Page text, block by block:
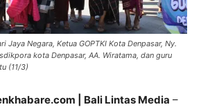
Jaya Negara, Ketua GOPTKI Kota Denpasar, Ny.
kota Denpasar, AA. Wiratama, dan guru
(11/3)
| Bali Lintas Media –